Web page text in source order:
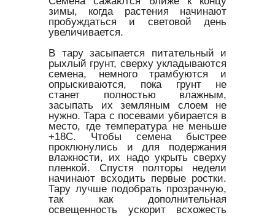
зимы, когда растения начинают
пробуждаться и световой день
увеличивается.
В тару засыпается питательный и
рыхлый грунт, сверху укладываются
семена, немного трамбуются и
опрыскиваются, пока грунт не
станет полностью влажным,
засыпать их земляным слоем не
нужно. Тара с посевами убирается в
место, где температура не меньше
+18С. Чтобы семена быстрее
проклюнулись и для подержания
влажности, их надо укрыть сверху
пленкой. Спустя полторы недели
начинают всходить первые ростки.
Тару лучше подобрать прозрачную,
так как дополнительная
освещенность ускорит всхожесть